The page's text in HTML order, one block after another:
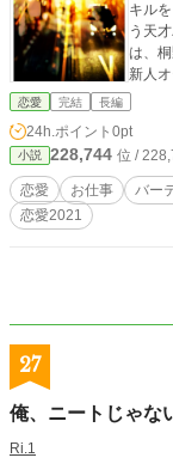
キル
う天
は、
新人
恋愛 完結 長編
24h.ポイント 0pt
小説 228,744 位 /
恋愛 お仕事 バー
恋愛2021
27
俺、ニートじゃな
Ri.1